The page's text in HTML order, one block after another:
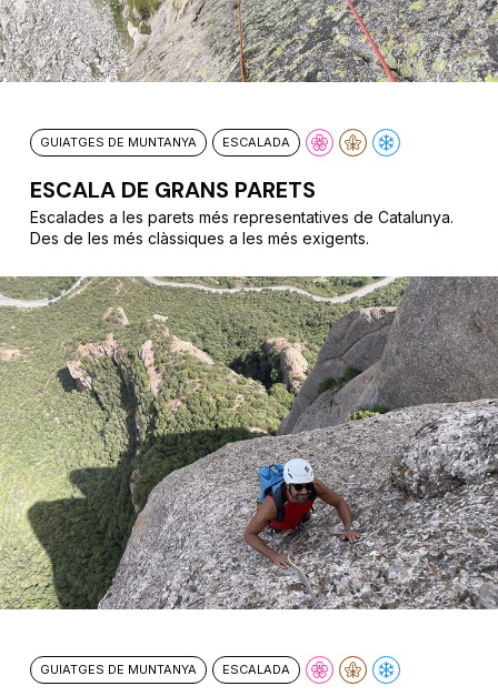
GUIATGES DE MUNTANYA ESCALADA
ESCALA DE GRANS PARETS
Escalades a les parets més representatives de Catalunya.
Des de les més clàssiques a les més exigents.
GUIATGES DE MUNTANYA ESCALADA